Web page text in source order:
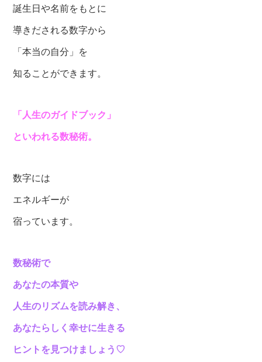
誕生日や名前をもとに
導きだされる数字から
「本当の自分」を
知ることができます。
「人生のガイドブック」
といわれる数秘術。
数字には
エネルギーが
宿っています。
数秘術で
あなたの本質や
人生のリズムを読み解き、
あなたらしく幸せに生きる
ヒントを見つけましょう♡